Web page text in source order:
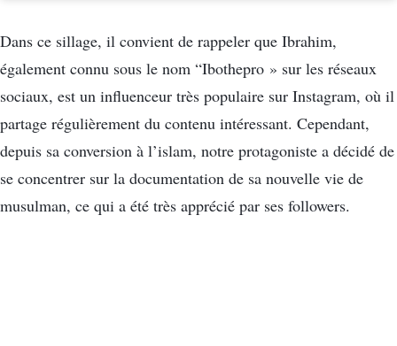
Dans ce sillage, il convient de rappeler que Ibrahim,
également connu sous le nom “Ibothepro » sur les réseaux
sociaux, est un influenceur très populaire sur Instagram, où il
partage régulièrement du contenu intéressant. Cependant,
depuis sa conversion à l’islam, notre protagoniste a décidé de
se concentrer sur la documentation de sa nouvelle vie de
musulman, ce qui a été très apprécié par ses followers.